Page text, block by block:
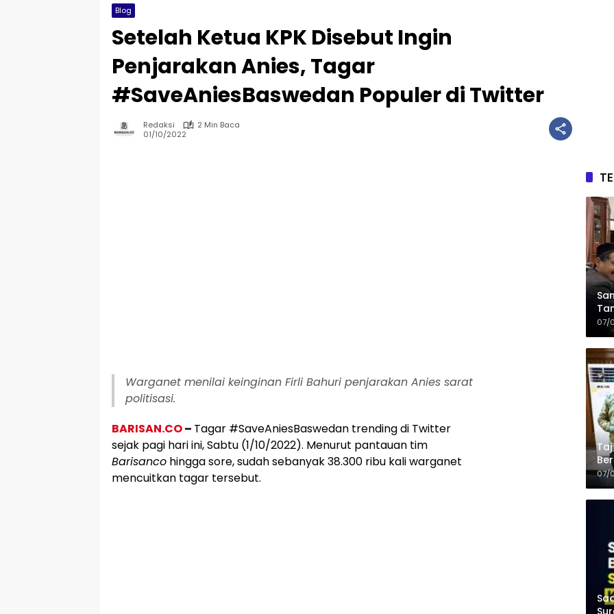
Blog
Setelah Ketua KPK Disebut Ingin
Penjarakan Anies, Tagar
#SaveAniesBaswedan Populer di Twitter
Redaksi
2 Min Baca
01/10/2022
Warganet menilai keinginan Firli Bahuri penjarakan Anies sarat
politisasi.
BARISAN.CO– Tagar #SaveAniesBaswedan trending di Twitter
sejak pagi hari ini, Sabtu (1/10/2022). Menurut pantauan tim
Barisanco hingga sore, sudah sebanyak 38.300 ribu kali warganet
mencuitkan tagar tersebut.
07/
07/